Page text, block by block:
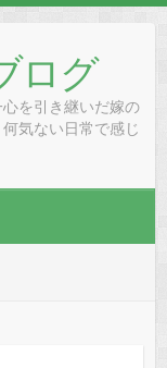
ログ
を引き継いだ嫁の
気ない日常で感じ